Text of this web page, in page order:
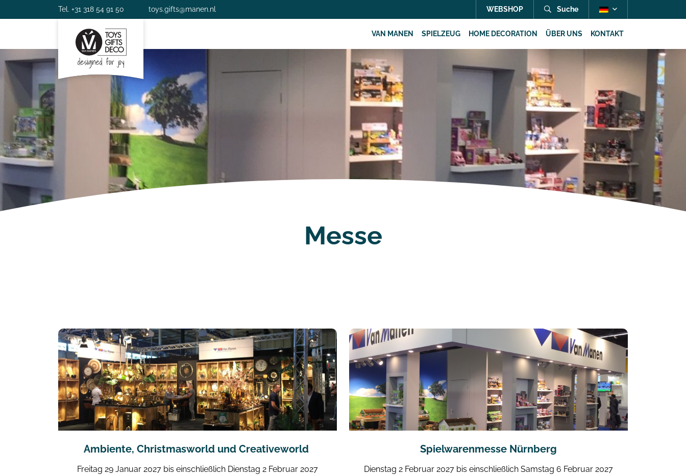
Tel. +31 318 54 91 50 toys.gifts@manen.nl WEBSHOP Suche
VAN MANEN SPIELZEUG HOME DECORATION ÜBER UNS KONTAKT
Messe
Ambiente, Christmasworld und Creativeworld
Freitag 29 Januar 2027 bis einschließlich Dienstag 2 Februar 2027
Spielwarenmesse Nürnberg
Dienstag 2 Februar 2027 bis einschließlich Samstag 6 Februar 2027